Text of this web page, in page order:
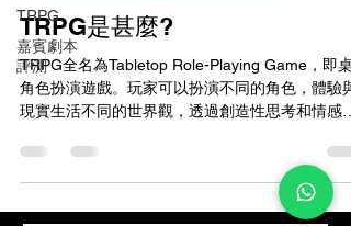
TRPG
嘉賓劇本
評測
​TRPG是甚麼?
TRPG全名為Tabletop Role-Playing Game，即桌
角色扮演遊戲。玩家可以扮演不同的角色，體驗與
現實生活不同的世界觀，透過創造性思考和情感表
常稱之為"run a...